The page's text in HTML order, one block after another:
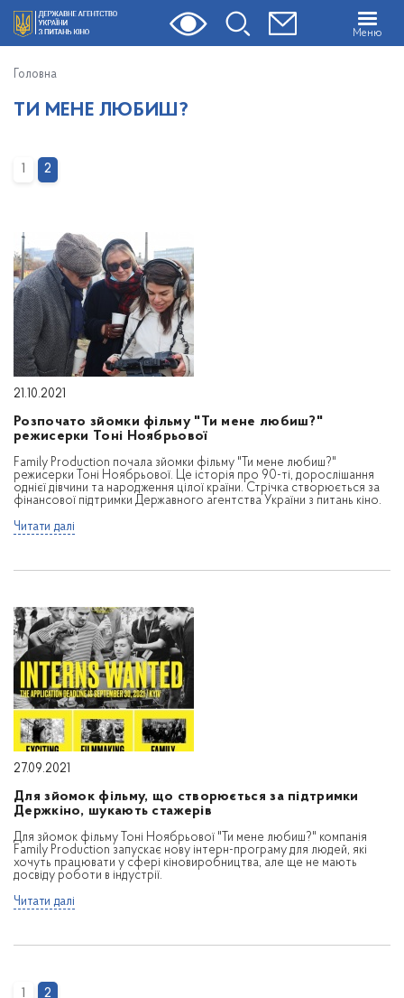
Меню
Головна
ТИ МЕНЕ ЛЮБИШ?
1 2
21.10.2021
Розпочато зйомки фільму "Ти мене любиш?"
режисерки Тоні Ноябрьової
Family Production почала зйомки фільму "Ти мене любиш?"
режисерки Тоні Ноябрьової. Це історія про 90-ті, дорослішання
однієї дівчини та народження цілої країни. Стрічка створюється за
фінансової підтримки Державного агентства України з питань кіно.
Читати далі
27.09.2021
Для зйомок фільму, що створюється за підтримки
Держкіно, шукають стажерів
Для зйомок фільму Тоні Ноябрьової "Ти мене любиш?" компанія
Family Production запускає нову інтерн-програму для людей, які
хочуть працювати у сфері кіновиробництва, але ще не мають
досвіду роботи в індустрії.
Читати далі
1 2